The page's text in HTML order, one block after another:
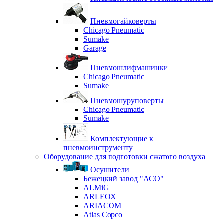
Пневмогайковерты
Chicago Pneumatic
Sumake
Garage
Пневмошлифмашинки
Chicago Pneumatic
Sumake
Пневмошуруповерты
Chicago Pneumatic
Sumake
Комплектующие к
пневмоинструменту
Оборудование для подготовки сжатого воздуха
Осушители
Бежецкий завод "АСО"
ALMiG
ARLEOX
ARIACOM
Atlas Copco